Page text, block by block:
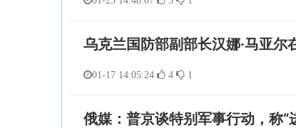
乌克兰国防部副部长汉娜·马亚
01-17 14:05:24 4 1
俄媒：普京谈特别军事行动，称“